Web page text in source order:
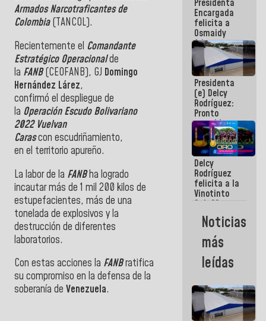
Armados Narcotraficantes de
Colombia(TANCOL).
Recientemente el Comandante
Estratégico Operacionalde
la FANB (CEOFANB), GJ Domingo
Hernández Lárez,
confirmó el despliegue de
la Operación Escudo Bolivariano
2022 Vuelvan
Carascon escudriñamiento,
en el territorio apureño.
La labor de la FANBha logrado
incautar más de 1 mil 200 kilos de
estupefacientes, más de una
tonelada de explosivos y la
destrucción de diferentes
laboratorios.
Con estas acciones la FANBratifica
su compromiso en la defensa de la
soberanía de Venezuela.
emergencia
post-sismos
Presidenta
Encargada
felicita a
Osmaidy
Arias y
Giraly
Marcano por
hacer
historia en
los
Centroamericanos
Presidenta
(e) Delcy
Rodríguez:
Pronto
restableceremos
las
operaciones
en el
Aeropuerto
Internacional
de
Maiquetía
Delcy
Rodríguez
felicita a la
Vinotinto
Sub 20
campeona
frente
México Sub
23 en los
Centroamericanos
Noticias
más
leídas